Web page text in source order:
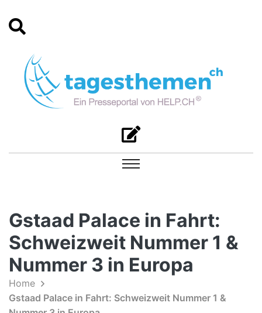
Gstaad Palace in Fahrt:
Schweizweit Nummer 1 &
Nummer 3 in Europa
Home
Gstaad Palace in Fahrt: Schweizweit Nummer 1 &